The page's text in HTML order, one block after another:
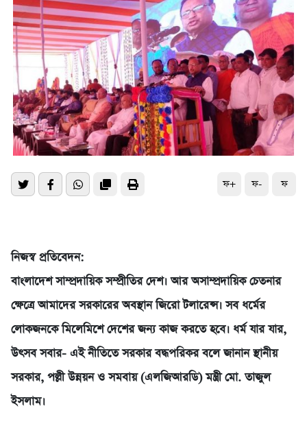
ফ+ ফ- ফ
নিজস্ব প্রতিবেদন:
বাংলাদেশ সাম্প্রদায়িক সম্প্রীতির দেশ। আর অসাম্প্রদায়িক চেতনার
ক্ষেত্রে আমাদের সরকারের অবস্থান জিরো টলারেন্স। সব ধর্মের
লোকজনকে মিলেমিশে দেশের জন্য কাজ করতে হবে। ধর্ম যার যার,
উৎসব সবার- এই নীতিতে সরকার বদ্ধপরিকর বলে জানান স্থানীয়
সরকার, পল্লী উন্নয়ন ও সমবায় (এলজিআরডি) মন্ত্রী মো. তাজুল
ইসলাম।